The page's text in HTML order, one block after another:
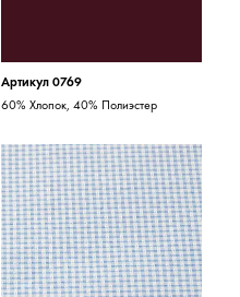
Артикул 0769
60% Хлопок, 40% Полиэстер